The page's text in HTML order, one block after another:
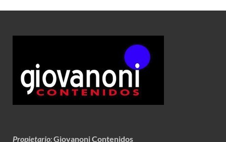
Propietario:Giovanoni Contenidos